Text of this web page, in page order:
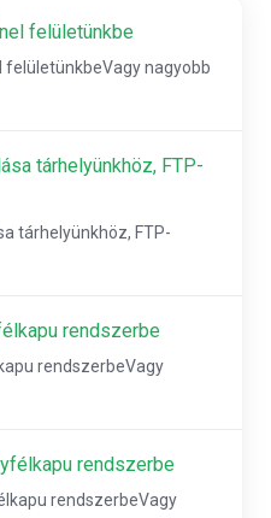
felületünkbe
felületünkbeVagy nagyobb
tárhelyünkhöz, FTP-
tárhelyünkhöz, FTP-
rendszerbe
rendszerbeVagy
rendszerbe
rendszerbeVagy